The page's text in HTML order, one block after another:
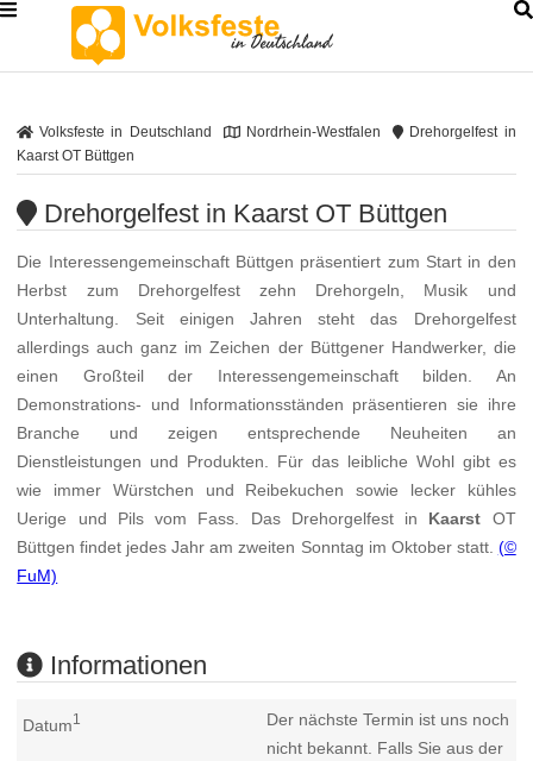
Volksfeste in Deutschland Nordrhein-Westfalen
Drehorgelfest in
Kaarst OT Büttgen
Drehorgelfest in Kaarst OT Büttgen
Die Interessengemeinschaft Büttgen präsentiert zum Start in den
Herbst zum Drehorgelfest zehn Drehorgeln, Musik und
Unterhaltung. Seit einigen Jahren steht das Drehorgelfest
allerdings auch ganz im Zeichen der Büttgener Handwerker, die
einen Großteil der Interessengemeinschaft bilden. An
Demonstrations- und Informationsständen präsentieren sie ihre
Branche und zeigen entsprechende Neuheiten an
Dienstleistungen und Produkten. Für das leibliche Wohl gibt es
wie immer Würstchen und Reibekuchen sowie lecker kühles
Uerige und Pils vom Fass. Das Drehorgelfest in Kaarst OT
Büttgen findet jedes Jahr am zweiten Sonntag im Oktober statt. (©
FuM)
Informationen
Datum1
Der nächste Termin ist uns noch
nicht bekannt. Falls Sie aus der